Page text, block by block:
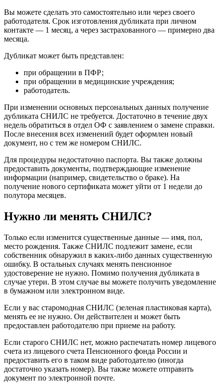
Вы можете сделать это самостоятельно или через своего
работодателя. Срок изготовления дубликата при личном
контакте — 1 месяц, а через застрахованного — примерно два
месяца.
Дубликат может быть представлен:
при обращении в ПФР;
при обращении в медицинские учреждения;
работодатель.
При изменении основных персональных данных получение
дубликата СНИЛС не требуется. Достаточно в течение двух
недель обратиться в отдел ОФ с заявлением о замене справки.
После внесения всех изменений будет оформлен новый
документ, но с тем же номером СНИЛС.
Для процедуры недостаточно паспорта. Вы также должны
предоставить документы, подтверждающие изменение
информации (например, свидетельство о браке). На
получение нового сертификата может уйти от 1 недели до
полутора месяцев.
Нужно ли менять СНИЛС?
Только если изменится существенные данные — имя, пол,
место рождения. Также СНИЛС подлежит замене, если
собственник обнаружил в каких-либо данных существенную
ошибку. В остальных случаях менять пенсионное
удостоверение не нужно. Помимо получения дубликата в
случае утери. В этом случае вы можете получить уведомление
в бумажном или электронном виде.
Если у вас старомодная СНИЛС (зеленая пластиковая карта),
менять ее не нужно. Он действителен и может быть
предоставлен работодателю при приеме на работу.
Если старого СНИЛС нет, можно распечатать номер лицевого
счета из лицевого счета Пенсионного фонда России и
предоставить его в таком виде работодателю (иногда
достаточно указать номер). Вы также можете отправить
документ по электронной почте.